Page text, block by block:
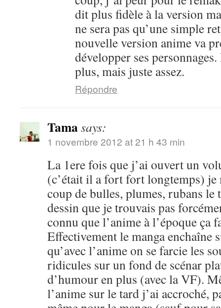
dit plus fidèle à la version
ne sera pas qu’une simple
nouvelle version anime va
développer ses
plus, mais juste assez.
Répondre
Tamasays:
1 novembre 2012 at 21 h 43 min
La 1ere fois que j’ai ouvert un
(c’était il a fort fort longtemps) je
coup de bulles, plumes, rubans le
dessin que je trouvais pas
connu que l’anime à l’époque ça
Effectivement le manga enchaîne
qu’avec l’anime on se farcie les
ridicules sur un fond de scénar
d’humour en plus (avec la VF).
l’anime sur le tard j’ai accroché,